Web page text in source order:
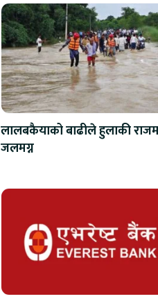
लालबकैयाको बाढीले हुलाकी
जलमग्न